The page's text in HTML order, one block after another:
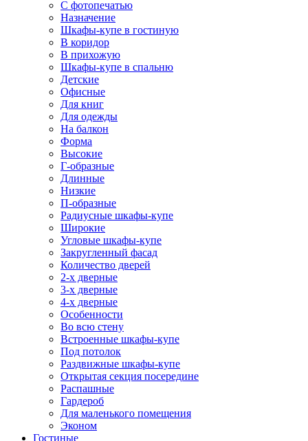
С фотопечатью
Назначение
Шкафы-купе в гостиную
В коридор
В прихожую
Шкафы-купе в спальню
Детские
Офисные
Для книг
Для одежды
На балкон
Форма
Высокие
Г-образные
Длинные
Низкие
П-образные
Радиусные шкафы-купе
Широкие
Угловые шкафы-купе
Закругленный фасад
Количество дверей
2-х дверные
3-х дверные
4-х дверные
Особенности
Во всю стену
Встроенные шкафы-купе
Под потолок
Раздвижные шкафы-купе
Открытая секция посередине
Распашные
Гардероб
Для маленького помещения
Эконом
Гостиные